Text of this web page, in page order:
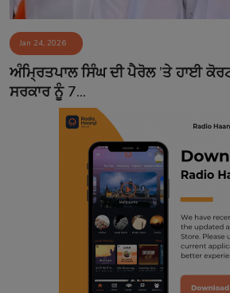
Jan 24, 2026
ਅੰਮ੍ਰਿਤਪਾਲ ਸਿੰਘ ਦੀ ਪੈਰੋਲ ’ਤੇ ਹਾਈ
ਸਰਕਾਰ ਨੂੰ 7...